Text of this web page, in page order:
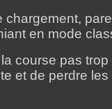
chargement,
en mode
course pas
et de perdre